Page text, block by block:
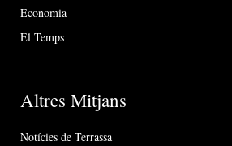
Economia
El Temps
Altres Mitjans
Notícies de Terrassa